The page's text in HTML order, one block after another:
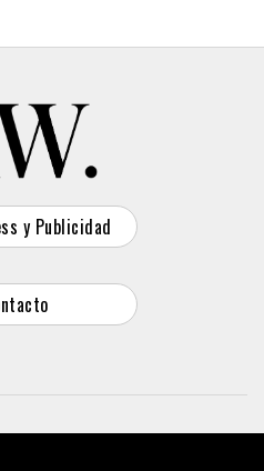
y Publicidad
Why